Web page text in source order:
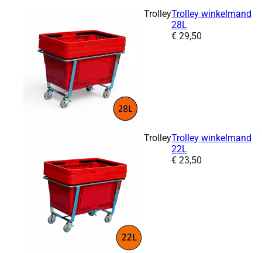
TrolleyTrolley winkelmand
28L
Prijs:
€ 29,50
TrolleyTrolley winkelmand
22L
Prijs:
€ 23,50